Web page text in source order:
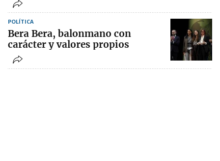
POLÍTICA
Bera Bera, balonmano con
carácter y valores propios